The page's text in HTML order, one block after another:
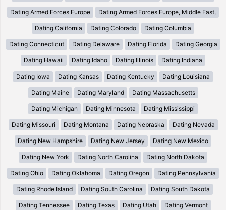
Dating Armed Forces Europe Dating Armed Forces Europe, Middle East,
Dating California Dating Colorado Dating Columbia
Dating Connecticut Dating Delaware Dating Florida Dating Georgia
Dating Hawaii Dating Idaho Dating Illinois Dating Indiana
Dating Iowa Dating Kansas Dating Kentucky Dating Louisiana
Dating Maine Dating Maryland Dating Massachusetts
Dating Michigan Dating Minnesota Dating Mississippi
Dating Missouri Dating Montana Dating Nebraska Dating Nevada
Dating New Hampshire Dating New Jersey Dating New Mexico
Dating New York Dating North Carolina Dating North Dakota
Dating Ohio Dating Oklahoma Dating Oregon Dating Pennsylvania
Dating Rhode Island Dating South Carolina Dating South Dakota
Dating Tennessee Dating Texas Dating Utah Dating Vermont